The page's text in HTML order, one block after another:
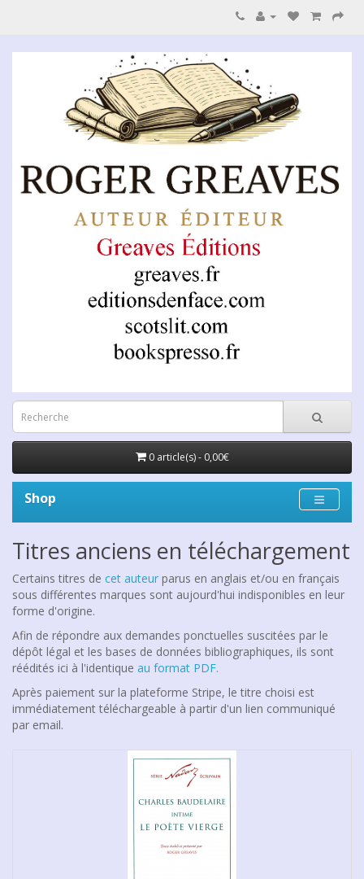
0 article(s) - 0,00€
Shop
Titres anciens en téléchargement
Certains titres de cet auteur parus en anglais et/ou en français
sous différentes marques sont aujourd'hui indisponibles en leur
forme d'origine.
Afin de répondre aux demandes ponctuelles suscitées par le
dépôt légal et les bases de données bibliographiques, ils sont
réédités ici à l'identique au format PDF.
Après paiement sur la plateforme Stripe, le titre choisi est
immédiatement téléchargeable à partir d'un lien communiqué
par email.